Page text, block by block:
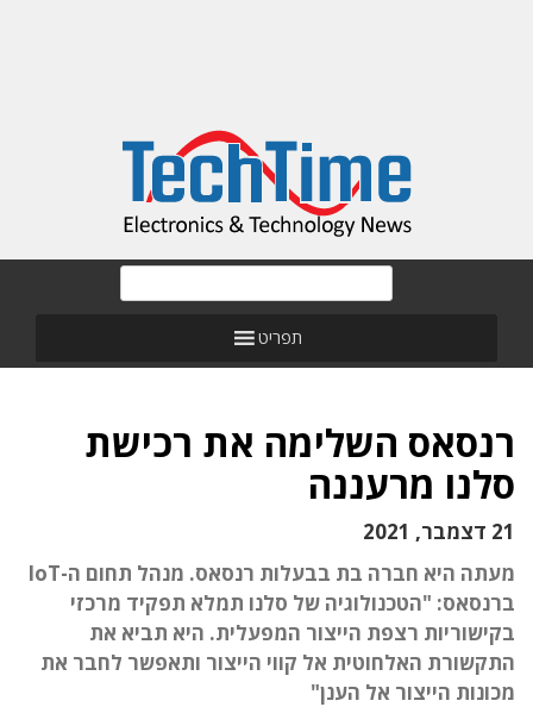
תפריט
רנסאס השלימה את רכישת
סלנו מרעננה
21 דצמבר, 2021
מעתה היא חברה בת בבעלות רנסאס. מנהל תחום ה-IoT
ברנסאס: "הטכנולוגיה של סלנו תמלא תפקיד מרכזי
בקישוריות רצפת הייצור המפעלית. היא תביא את
התקשורת האלחוטית אל קווי הייצור ותאפשר לחבר את
מכונות הייצור אל הענן"